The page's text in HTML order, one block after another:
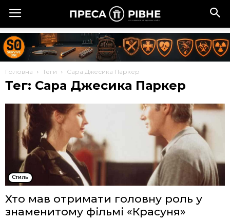
Головна Теги Сара Джесика Паркер
Тег: Сара Джесика Паркер
Стиль
Хто мав отримати головну роль у
знаменитому фільмі «Красуня»